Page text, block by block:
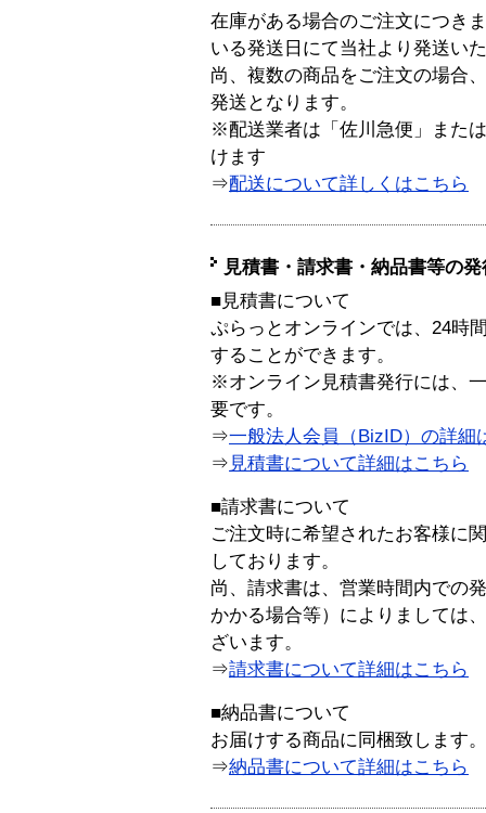
在庫がある場合のご注文につき
いる発送日にて当社より発送い
尚、複数の商品をご注文の場合
発送となります。
※配送業者は「佐川急便」また
けます
⇒配送について詳しくはこちら
見積書・請求書・納品書等の
■見積書について
ぷらっとオンラインでは、24時
することができます。
※オンライン見積書発行には、
要です。
⇒一般法人会員（BizID）の詳細
⇒ 見積書について詳細はこちら
■請求書について
ご注文時に希望されたお客様に
しております。
尚、請求書は、営業時間内での
かかる場合等）によりましては
ざいます。
⇒請求書について詳細はこちら
■納品書について
お届けする商品に同梱致します。
⇒納品書について詳細はこちら